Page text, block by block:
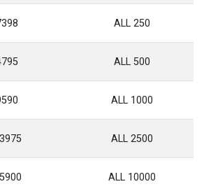
250 ALL
KGS
500 ALL
KGS
1000 ALL
KGS
2500 ALL
KGS
10000 ALL
KGS